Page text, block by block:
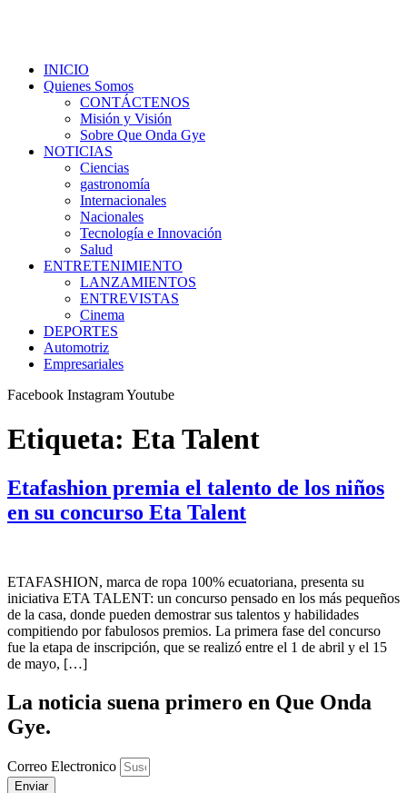
INICIO
Quienes Somos
CONTÁCTENOS
Misión y Visión
Sobre Que Onda Gye
NOTICIAS
Ciencias
gastronomía
Internacionales
Nacionales
Tecnología e Innovación
Salud
ENTRETENIMIENTO
LANZAMIENTOS
ENTREVISTAS
Cinema
DEPORTES
Automotriz
Empresariales
Facebook InstagramYoutube
Etiqueta: Eta Talent
Etafashion premia el talento de los niños
en su concurso Eta Talent
ETAFASHION, marca de ropa 100% ecuatoriana, presenta su
iniciativa ETA TALENT: un concurso pensado en los más pequeños
de la casa, donde pueden demostrar sus talentos y habilidades
compitiendo por fabulosos premios. La primera fase del concurso
fue la etapa de inscripción, que se realizó entre el 1 de abril y el 15
de mayo, […]
La noticia suena primero en Que Onda
Gye.
Correo Electronico
Enviar